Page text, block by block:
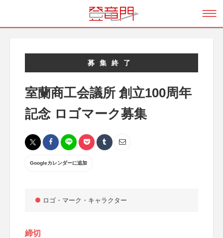
募集終了
室蘭商工会議所 創立100周年
記念 ロゴマーク募集
Googleカレンダーに追加
ロゴ・マーク・キャラクター
締切